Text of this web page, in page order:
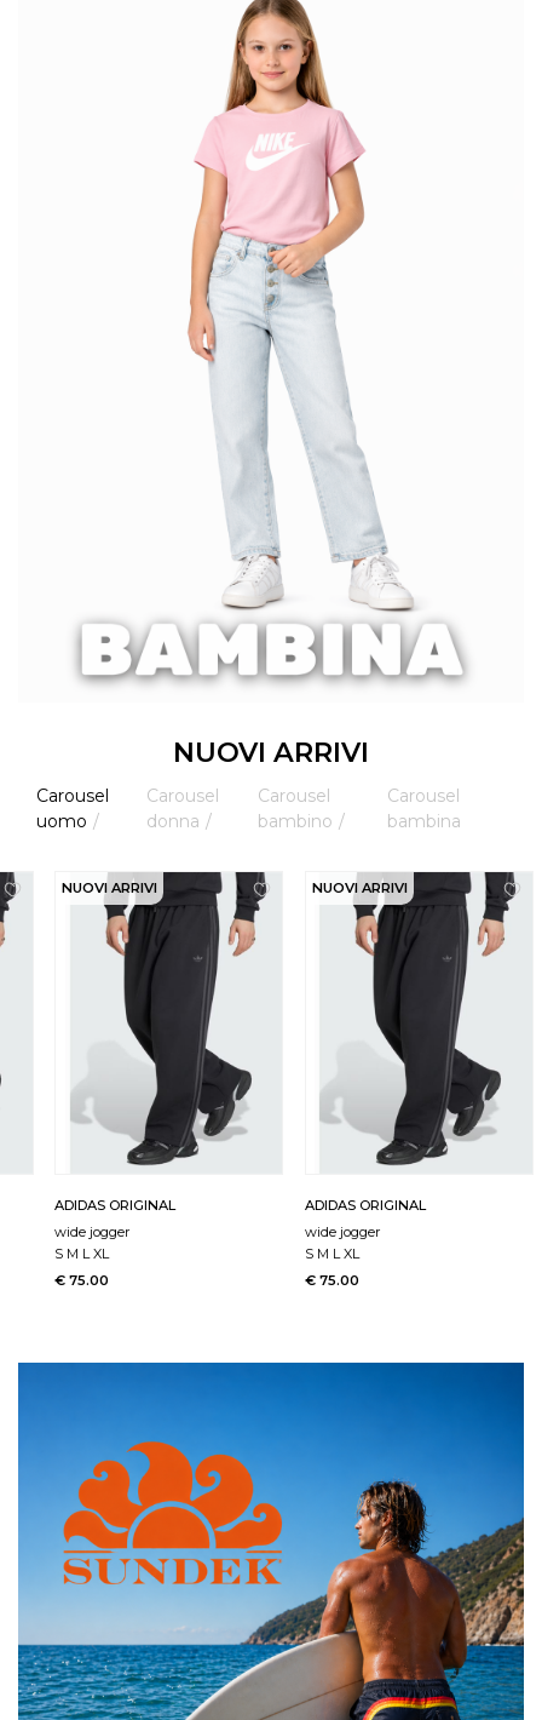
NUOVI ARRIVI
Carousel
uomo
Carousel
donna
Carousel
bambino
Carousel
bambina
NUOVI ARRIVI
ADIDAS ORIGINAL
wide jogger
S M L XL
€ 75.00
NUOVI ARRIVI
ADIDAS ORIGINAL
wide jogger
S M L XL
€ 75.00